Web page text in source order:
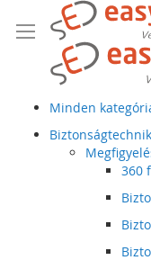
Minden
360